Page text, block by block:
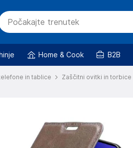
Home & Cook B2B
in tablice Zaščitni ovitki in torbice